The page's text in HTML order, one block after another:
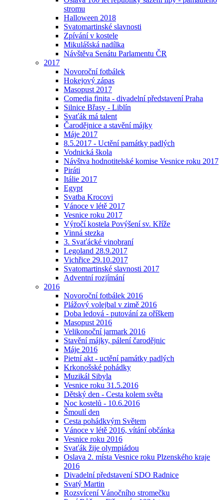
stromu
Halloween 2018
Svatomartinské slavnosti
Zpívání v kostele
Mikulášská nadílka
Návštěva Senátu Parlamentu ČR
2017
Novoroční fotbálek
Hokejový zápas
Masopust 2017
Comedia finita - divadelní představení Praha
Silnice Břasy - Liblín
Svaťák má talent
Čarodějnice a stavění májky
Máje 2017
8.5.2017 - Uctění památky padlých
Vodnická škola
Návštva hodnotitelské komise Vesnice roku 2017
Piráti
Itálie 2017
Egypt
Svatba Krocovi
Vánoce v létě 2017
Vesnice roku 2017
Výročí kostela Povýšení sv. Kříže
Vinná stezka
3. Svaťácké vinobraní
Legoland 28.9.2017
Vichřice 29.10.2017
Svatomartinské slavnosti 2017
Adventní rozjímání
2016
Novoroční fotbálek 2016
Plážový volejbal v zimě 2016
Doba ledová - putování za oříškem
Masopust 2016
Velikonoční jarmark 2016
Stavění májky, pálení čarodějnic
Máje 2016
Pietní akt - uctění památky padlých
Krkonošské pohádky
Muzikál Sibyla
Vesnice roku 31.5.2016
Dětský den - Cesta kolem světa
Noc kostelů - 10.6.2016
Šmoulí den
Cesta pohádkvým Světem
Vánoce v létě 2016, vítání občánka
Vesnice roku 2016
Svaťák žije olympiádou
Oslava 2. místa Vesnice roku Plzenského kraje
2016
Divadelní představení SDO Radnice
Svatý Martin
Rozsvícení Vánočního stromečku